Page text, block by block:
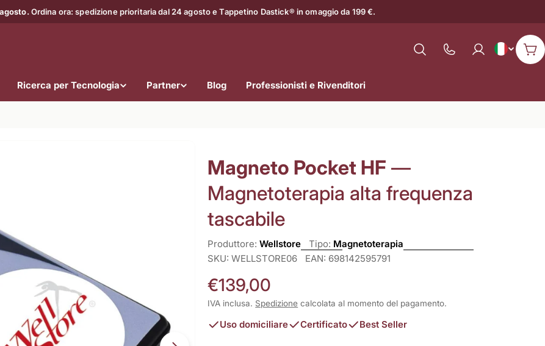
Ordina ora: spedizione prioritaria dal 24 agosto e Tappetino Dastick® in omaggio da 199 €.
Mostra
di
L
n
Italiano
Ricerca per Tecnologia Partner Blog Professionisti e Rivenditori
Magneto Pocket HF —
Magnetoterapia alta frequenza
tascabile
Produttore: Wellstore Tipo: Magnetoterapia
SKU: WELLSTORE06 EAN: 698142595791
Prezzo
normale
€139,00
IVA inclusa. Spedizione calcolata al momento del pagamento.
Uso domiciliare Certificato Best Seller